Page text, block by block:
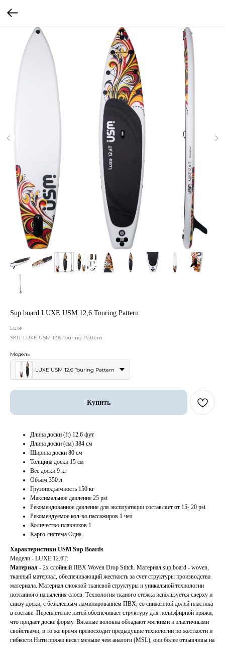
Sup board LUXE USM 12,6 Touring Pattern
Luxe
SKU: LUXE USM 12,6 Touring Pattern
Модель
LUXE USM 12,6 Touring Pattern
Купить
Длина доски (ft) 12.6 фут
Длина доски (см) 384 см
Ширина доски 80 см
Толщина доски 15 см
Вес доски 9 кг
Объем 350 л
Грузоподъемность 150 кг
Максимальное давление 25 psi
Рекомендованное давление для эксплуатации составляет от 15- 20 psi
Рекомендуемое кол-во пассажиров 1 чел
Количество плавников 1
Карго-система Одна.
Характеристики USM Sup Boards
Модели - LUXE 12.6T;
Материал - 2х слойный ПВХ Woven Drop Stitch. Материал sup board - woven,
тканный материал, обеспечивающий жесткость за счет структуры производства
материала. Материал сложной тканевой структуры и уникальной технологии
поэтапного напыления слоев. Технология тканого стежка используется сверху и
снизу доски, с безклеевым ламинированием ПВХ, со сниженной долей пластика
в составе. Переплетение нитей обеспечивает структуру для полиэфирной пряжи,
что придает доске форму. Вязаные волокна обладают мягкими и эластичными
свойствами, в то же время превосходит предыдущие технологии по жесткости и
гибкости.Нити пряжи весят меньше чем аналоги (MSL), они более отзывчивы на